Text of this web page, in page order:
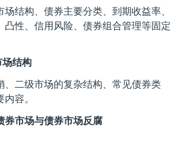
结构、债券主要分类、到期收益率、
凸性、信用风险、债券组合管理等固定
场结构
、二级市场的复杂结构、常见债券类
容。
券市场与债券市场反腐